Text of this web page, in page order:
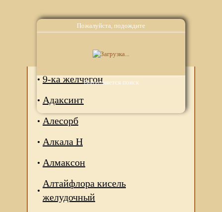
Пожалуйста, подождите
Выполняется поиск
Аналоги
9-ка желчегон
Адаксинт
Алесорб
Алкала Н
Алмаксон
Алтайфлора кисель
желудочный